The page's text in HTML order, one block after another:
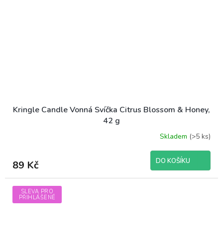
Kringle Candle Vonná Svíčka Citrus Blossom & Honey,
42 g
Skladem (>5 ks)
89 Kč DO KOŠÍKU
SLEVA PRO
PŘIHLÁŠENÉ